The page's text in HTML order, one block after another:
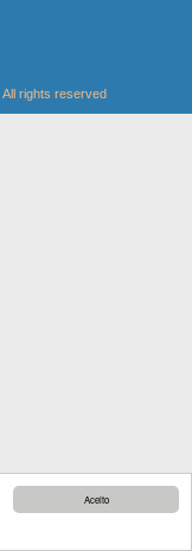
Aceito
All rights reserved